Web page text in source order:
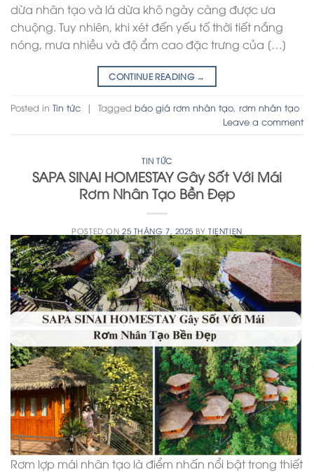
dừa nhân tạo và lá dừa khô ngày càng được ưa
chuộng. Tuy nhiên, khi xét đến yếu tố thời tiết nắng
nóng, mưa nhiều và độ ẩm cao đặc trưng của […]
CONTINUE READING →
Posted in Tin tức | Tagged báo giá rơm nhân tạo, rơm nhân tạo
Leave a comment
TIN TỨC
SAPA SINAI HOMESTAY Gây Sốt Với Mái
Rơm Nhân Tạo Bền Đẹp
POSTED ON 25 THÁNG 7, 2025 BYTIENTIEN
Rơm lợp mái nhân tạo là điểm nhấn nổi bật trong thiết